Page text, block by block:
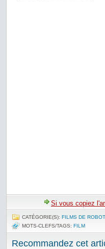
Si vous copiez
CATÉGORIE(S): FILMS DE
MOTS-CLEFS/TAGS: FILM
Recommandez cet